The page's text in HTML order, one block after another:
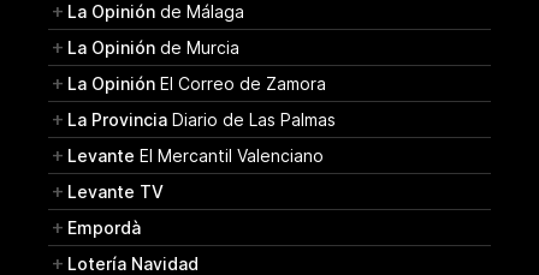
La Opinión de Málaga
La Opinión de Murcia
La Opinión El Correo de Zamora
La Provincia Diario de Las Palmas
Levante El Mercantil Valenciano
Levante TV
Empordà
Lotería Navidad